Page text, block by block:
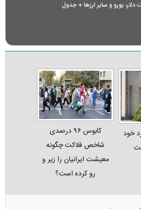
دلار، یورو و سایر ارز‌ها + جدول
خود
کابوس ۹۶ درصدی
شاخص فلاکت چگونه
معیشت ایرانیان را زیر و
رو کرده است؟